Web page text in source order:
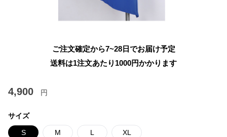
ご注文確定から7~28日でお届け予定
送料は1注文あたり 1000円かかります
4,900 円
サイズ
S M L XL